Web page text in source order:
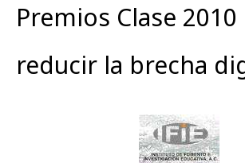
Premios Clase 2010
reducir la brecha